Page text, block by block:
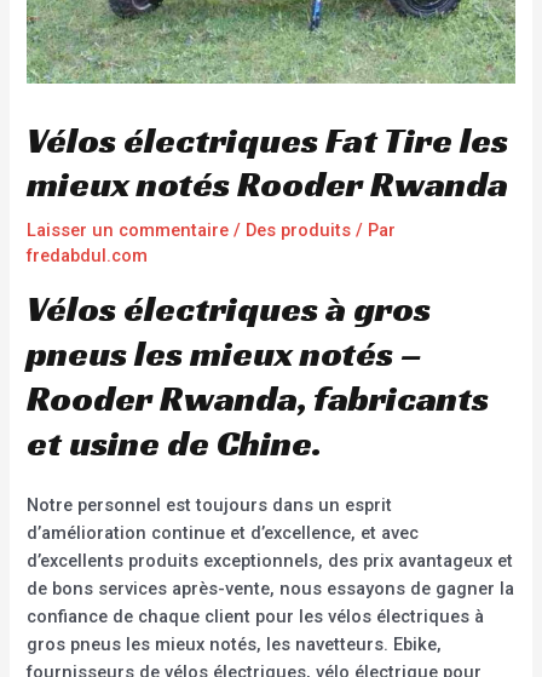
Vélos électriques Fat Tire les
mieux notés Rooder Rwanda
Laisser un commentaire / Des produits / Par
fredabdul.com
Vélos électriques à gros
pneus les mieux notés –
Rooder Rwanda, fabricants
et usine de Chine.
Notre personnel est toujours dans un esprit
d’amélioration continue et d’excellence, et avec
d’excellents produits exceptionnels, des prix avantageux et
de bons services après-vente, nous essayons de gagner la
confiance de chaque client pour les vélos électriques à
gros pneus les mieux notés, les navetteurs. Ebike,
fournisseurs de vélos électriques, vélo électrique pour